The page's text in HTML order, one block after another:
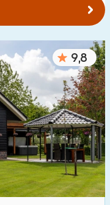
81
55
33
13
21
29
9,8